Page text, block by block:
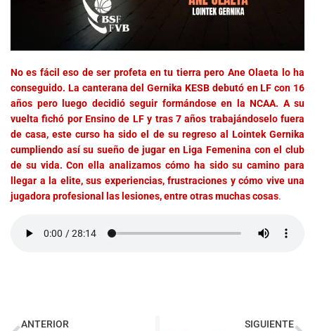
No es fácil eso de ser profeta en tu tierra pero Ane Olaeta lo ha
conseguido. La canterana del Gernika KESB debutó en LF con 16
años pero luego decidió seguir formándose en la NCAA. A su
vuelta fichó por Ensino de LF y tras 7 años trabajándoselo fuera
de casa, este curso ha sido el de su regreso al Lointek Gernika
cumpliendo así su sueño de jugar en Liga Femenina con el club
de su vida. Con ella analizamos cómo ha sido su camino para
llegar a la elite, sus experiencias, frustraciones y cómo vive una
jugadora profesional las lesiones, entre otras muchas cosas.
ANTERIOR SIGUIENTE